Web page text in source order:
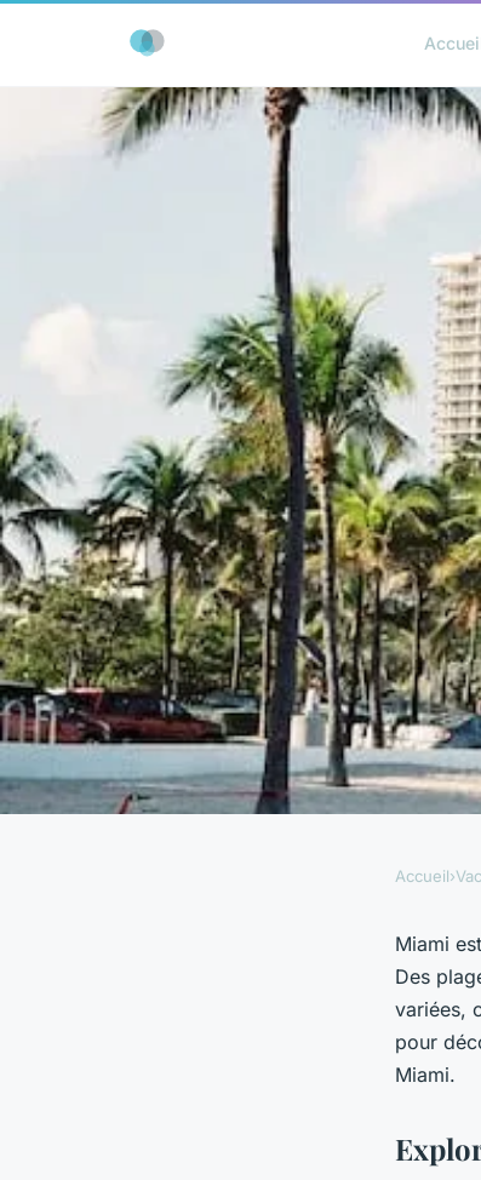
Exploration
Quartiers,
Accueil›
Miami
Des
variées,
pour
Miami.